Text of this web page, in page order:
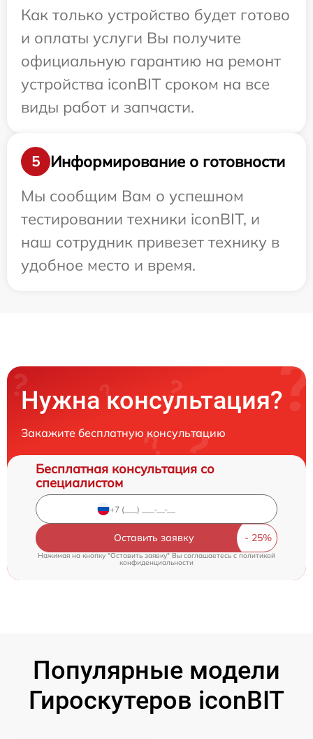
Как только устройство будет готово
и оплаты услуги Вы получите
официальную гарантию на ремонт
устройства iconBIT сроком на все
виды работ и запчасти.
5
Информирование о готовности
Мы сообщим Вам о успешном
тестировании техники iconBIT, и
наш сотрудник привезет технику в
удобное место и время.
Нужна консультация?
Закажите бесплатную консультацию
Бесплатная консультация со
специалистом
Оставить заявку
Нажимая на кнопку "Оставить заявку" Вы соглашаетесь c политикой
конфиденциальности
Популярные модели
Гироскутеров iconBIT